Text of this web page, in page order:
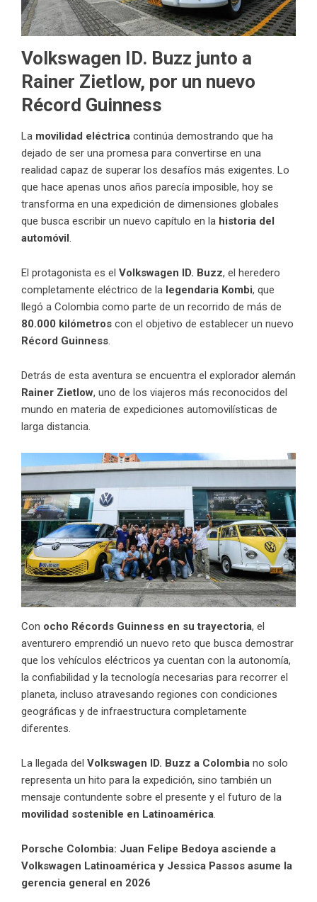
Volkswagen ID. Buzz junto a
Rainer Zietlow, por un nuevo
Récord Guinness
La movilidad eléctrica continúa demostrando que ha
dejado de ser una promesa para convertirse en una
realidad capaz de superar los desafíos más exigentes. Lo
que hace apenas unos años parecía imposible, hoy se
transforma en una expedición de dimensiones globales
que busca escribir un nuevo capítulo en la historia del
automóvil
El protagonista es el Volkswagen ID. Buzz, el heredero
completamente eléctrico de la legendaria Kombi, que
llegó a Colombia como parte de un recorrido de más de
80.000 kilómetros con el objetivo de establecer un nuevo
Récord Guinness
Detrás de esta aventura se encuentra el explorador alemán
Rainer Zietlow, uno de los viajeros más reconocidos del
mundo en materia de expediciones automovilísticas de
larga distancia.
Con ocho Récords Guinness en su trayectoria, el
aventurero emprendió un nuevo reto que busca demostrar
que los vehículos eléctricos ya cuentan con la autonomía,
la confiabilidad y la tecnología necesarias para recorrer el
planeta, incluso atravesando regiones con condiciones
geográficas y de infraestructura completamente
diferentes.
La llegada del Volkswagen ID. Buzz a Colombia no solo
representa un hito para la expedición, sino también un
mensaje contundente sobre el presente y el futuro de la
movilidad sostenible en Latinoamérica.
Porsche Colombia: Juan Felipe Bedoya asciende a
Volkswagen Latinoamérica y Jessica Passos asume la
gerencia general en 2026